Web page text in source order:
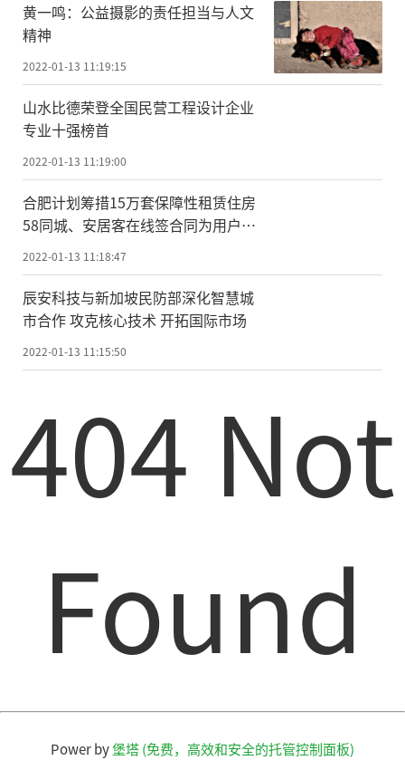
黄一鸣：公益摄影的责任担当与人文
精神
2022-01-13 11:19:15
山水比德荣登全国民营工程设计企业
专业十强榜首
2022-01-13 11:19:00
合肥计划筹措15万套保障性租赁住房
58同城、安居客在线签合同为用户提
供租房全保障
2022-01-13 11:18:47
辰安科技与新加坡民防部深化智慧城
市合作 攻克核心技术 开拓国际市场
2022-01-13 11:15:50
404 Not
Found
Power by堡塔 (免费，高效和安全的托管控制面板)